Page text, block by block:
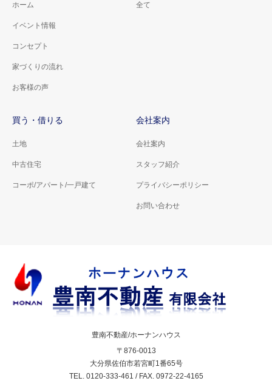
ホーム
イベント情報
コンセプト
家づくりの流れ
お客様の声
全て
買う・借りる
土地
中古住宅
コーポ/アパート/一戸建て
会社案内
会社案内
スタッフ紹介
プライバシーポリシー
お問い合わせ
豊南不動産/ホーナンハウス
〒876-0013
大分県佐伯市若宮町1番65号
TEL. 0120-333-461 / FAX. 0972-22-4165